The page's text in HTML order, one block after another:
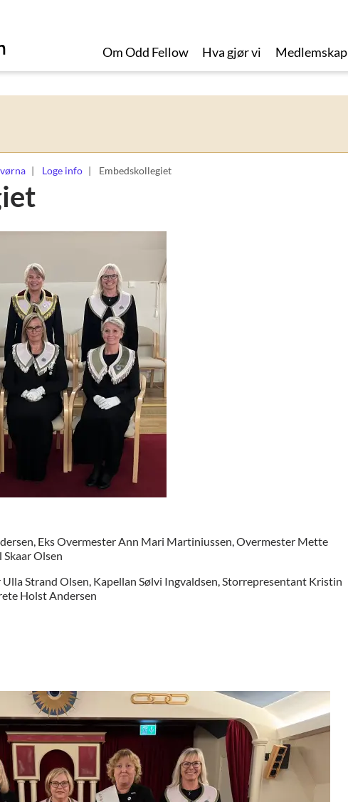
Om Odd Fellow Hva gjør vi Medlemskap
Loge info Embedskollegiet
Eks Overmester Ann Mari Martiniussen, Overmester Mette
Olsen
Strand Olsen, Kapellan Sølvi Ingvaldsen, Storrepresentant Kristin
Holst Andersen